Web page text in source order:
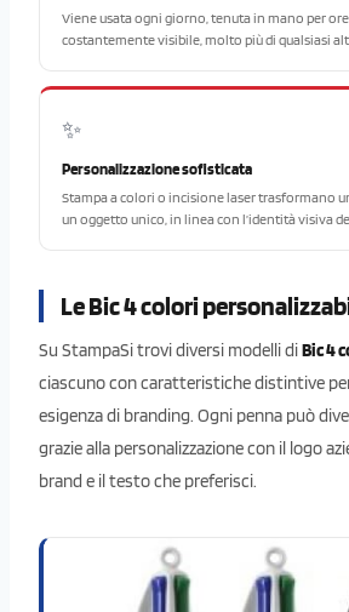
Viene usata ogni giorno, tenuta in mano per
costantemente visibile, molto più di qualsiasi
✨
Personalizzazione sofisticata
Stampa a colori o incisione laser trasformano
un oggetto unico, in linea con l’identità visiva
Le Bic 4 colori
Su StampaSi trovi diversi modelli diBic 4
ciascuno con caratteristiche distintive
esigenza di branding. Ogni penna può
grazie alla personalizzazione con il logo
brand e il testo che preferisci.